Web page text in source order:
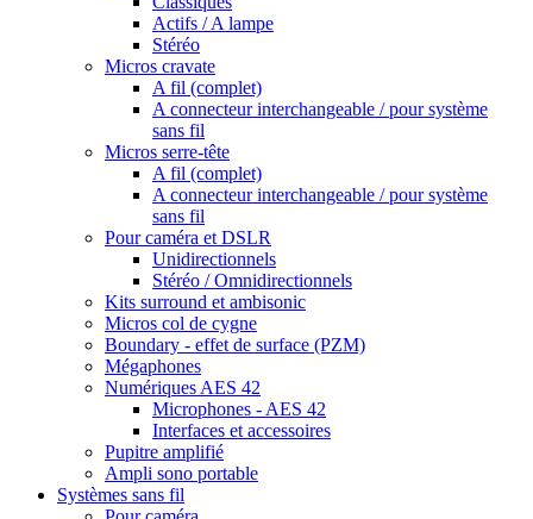
Actifs / A lampe
Stéréo
Micros cravate
A fil (complet)
A connecteur interchangeable / pour système
sans fil
Micros serre-tête
A fil (complet)
A connecteur interchangeable / pour système
sans fil
Pour caméra et DSLR
Unidirectionnels
Stéréo / Omnidirectionnels
Kits surround et ambisonic
Micros col de cygne
Boundary - effet de surface (PZM)
Mégaphones
Numériques AES 42
Microphones - AES 42
Interfaces et accessoires
Pupitre amplifié
Ampli sono portable
Systèmes sans fil